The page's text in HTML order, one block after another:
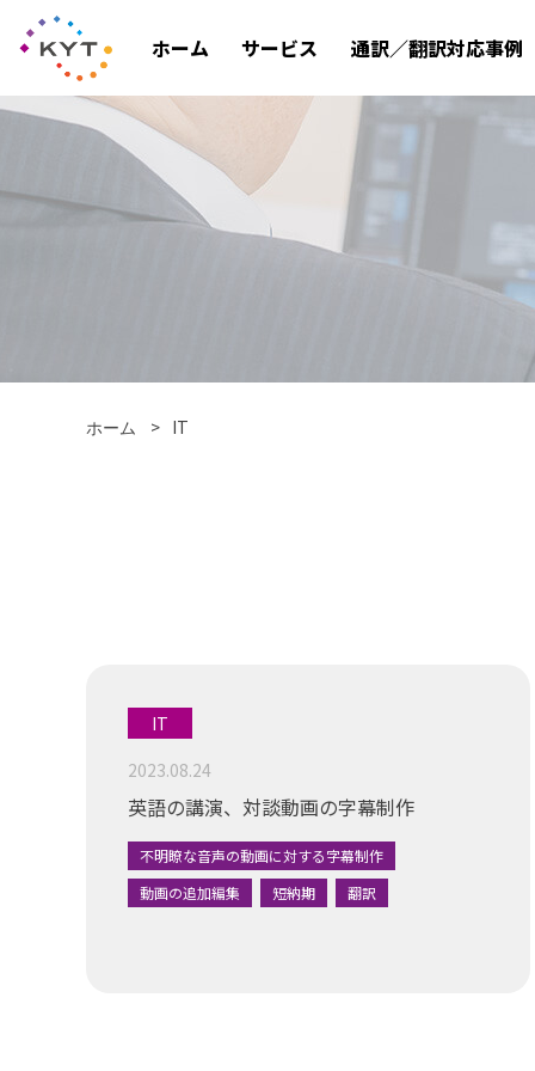
ホーム サービス 通訳／翻訳対応事例
ホーム IT
IT
2023.08.24
英語の講演、対談動画の字幕制作
不明瞭な音声の動画に対する字幕制作
動画の追加編集
短納期 翻訳